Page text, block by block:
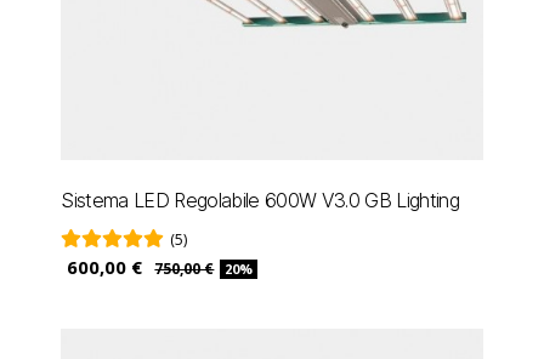
Sistema LED Regolabile 600W V3.0 GB Lighting
(5)
600,00 € 750,00 € 20%